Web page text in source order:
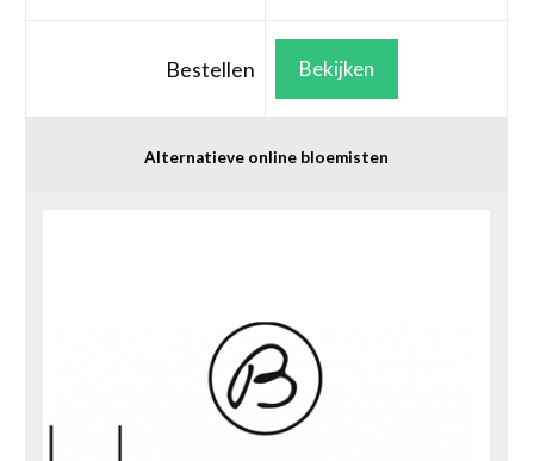
Bestellen Bekijken
Alternatieve online bloemisten